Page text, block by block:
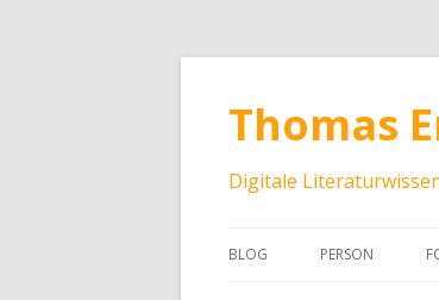
Thomas
Digitale
BLOG PERSON